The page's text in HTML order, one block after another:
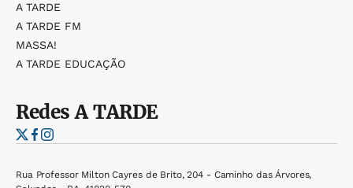
A TARDE
A TARDE FM
MASSA!
A TARDE EDUCAÇÃO
RedesA TARDE
Rua Professor Milton Cayres de Brito, 204 - Caminho das Árvores,